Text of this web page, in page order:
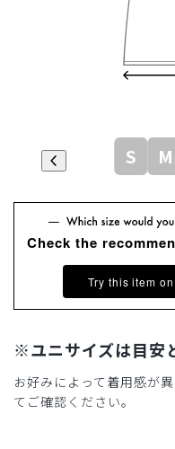
S M
Check the
Try this item on
※ユニサイズは目安
お好みによって着用感が異
てご確認ください。